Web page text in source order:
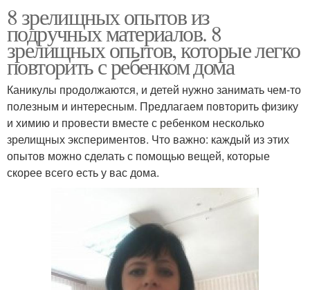
8 зрелищных опытов из
подручных материалов. 8
зрелищных опытов, которые легко
повторить с ребенком дома
Каникулы продолжаются, и детей нужно занимать чем-то
полезным и интересным. Предлагаем повторить физику
и химию и провести вместе с ребенком несколько
зрелищных экспериментов. Что важно: каждый из этих
опытов можно сделать с помощью вещей, которые
скорее всего есть у вас дома.